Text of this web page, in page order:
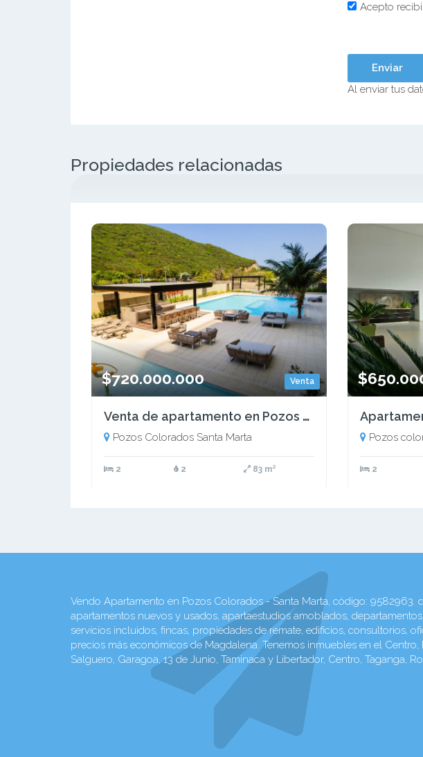
Acepto
Al enviar tus
Propiedades relacionadas
Venta
$720.000.000
Venta de apartamento en Pozos Colorados, Santa Marta
Pozos Colorados Santa Marta
2 2 83 m²
Pozos
2
Vendo Apartamento en Pozos Colorados - Santa Marta, código:
apartamentos nuevos y usados, apartaestudios amoblados,
servicios incluidos, fincas, propiedades de remate, edificios, consultorios,
precios más económicos de Magdalena. Tenemos inmuebles en el
Salguero, Garagoa, 13 de Junio, Taminaca y Libertador, Centro, Taganga,